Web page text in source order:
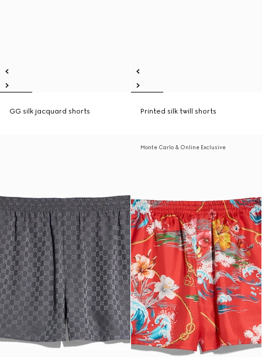
GG silk jacquard shorts Printed silk twill shorts
Monte Carlo & Online Exclusive